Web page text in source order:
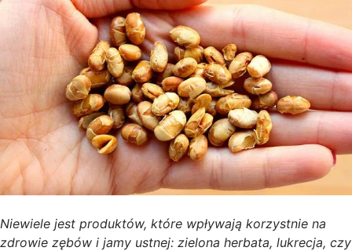
Niewiele jest produktów, które wpływają korzystnie na
zdrowie zębów i jamy ustnej: zielona herbata, lukrecja, czy